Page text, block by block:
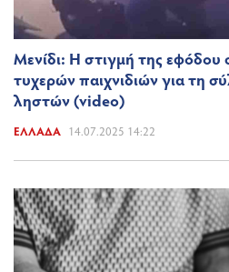
Μενίδι: Η στιγμή της
τυχερών παιχνιδιών για τη
ληστών (video)
ΕΛΛΆΔΑ 14.07.2025 14:22